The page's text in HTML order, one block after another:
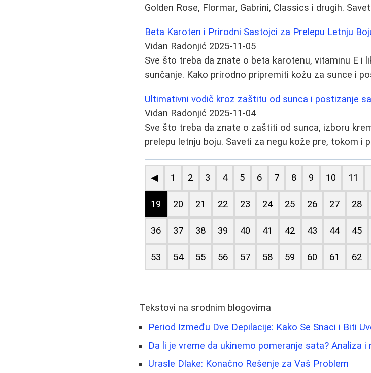
Golden Rose, Flormar, Gabrini, Classics i drugih.
Beta Karoten i Prirodni Sastojci za Prelepu Letnju
Vidan Radonjić 2025-11-05
Sve što treba da znate o beta karotenu, vitaminu E i
sunčanje. Kako prirodno pripremiti kožu za sunce i
Ultimativni vodič kroz zaštitu od sunca i postizanje
Vidan Radonjić 2025-11-04
Sve što treba da znate o zaštiti od sunca, izboru
prelepu letnju boju. Saveti za negu kože pre, tokom i
◀ 1 2 3 4 5 6 7 8 9 10 11
19 20 21 22 23 24 25 26 27 28
36 37 38 39 40 41 42 43 44 45
53 54 55 56 57 58 59 60 61 62
Tekstovi na srodnim blogovima
Period Između Dve Depilacije: Kako Se Snaci i Biti
Da li je vreme da ukinemo pomeranje sata? Analiza i
Urasle Dlake: Konačno Rešenje za Vaš Problem